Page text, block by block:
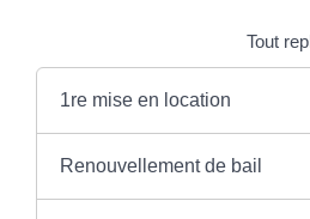
Tout
1re mise en location
Renouvellement de bail